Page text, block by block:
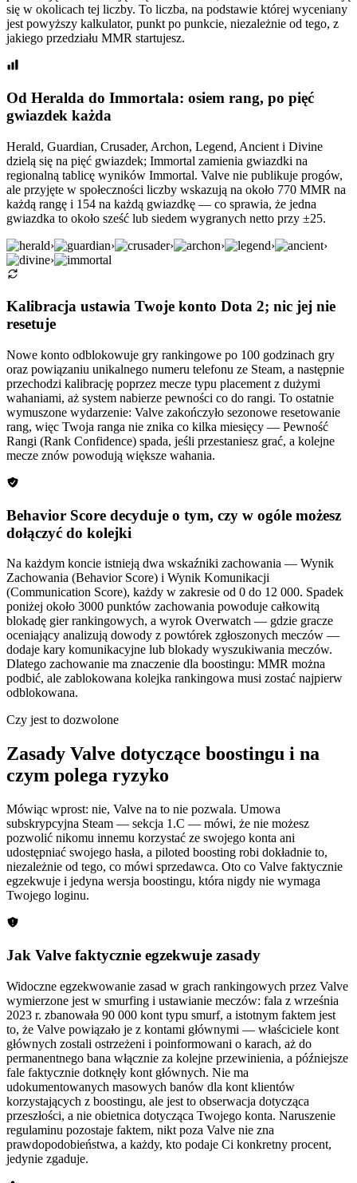
się w okolicach tej liczby. To liczba, na podstawie której wyceniany
jest powyższy kalkulator, punkt po punkcie, niezależnie od tego, z
jakiego przedziału MMR startujesz.
Od Heralda do Immortala: osiem rang, po pięć
gwiazdek każda
Herald, Guardian, Crusader, Archon, Legend, Ancient i Divine
dzielą się na pięć gwiazdek; Immortal zamienia gwiazdki na
regionalną tablicę wyników Immortal. Valve nie publikuje progów,
ale przyjęte w społeczności liczby wskazują na około 770 MMR na
każdą rangę i 154 na każdą gwiazdkę — co sprawia, że jedna
gwiazdka to około sześć lub siedem wygranych netto przy ±25.
›
› › › ›
›
›
Kalibracja ustawia Twoje konto Dota 2; nic jej nie
resetuje
Nowe konto odblokowuje gry rankingowe po 100 godzinach gry
oraz powiązaniu unikalnego numeru telefonu ze Steam, a następnie
przechodzi kalibrację poprzez mecze typu placement z dużymi
wahaniami, aż system nabierze pewności co do rangi. To ostatnie
wymuszone wydarzenie: Valve zakończyło sezonowe resetowanie
rang, więc Twoja ranga nie znika co kilka miesięcy — Pewność
Rangi (Rank Confidence) spada, jeśli przestaniesz grać, a kolejne
mecze znów powodują większe wahania.
Behavior Score decyduje o tym, czy w ogóle możesz
dołączyć do kolejki
Na każdym koncie istnieją dwa wskaźniki zachowania — Wynik
Zachowania (Behavior Score) i Wynik Komunikacji
(Communication Score), każdy w zakresie od 0 do 12 000. Spadek
poniżej około 3000 punktów zachowania powoduje całkowitą
blokadę gier rankingowych, a wyrok Overwatch — gdzie gracze
oceniający analizują dowody z powtórek zgłoszonych meczów —
dodaje kary komunikacyjne lub blokady wyszukiwania meczów.
Dlatego zachowanie ma znaczenie dla boostingu: MMR można
podbić, ale zablokowana kolejka rankingowa musi zostać najpierw
odblokowana.
Czy jest to dozwolone
Zasady Valve dotyczące boostingu i na
czym polega ryzyko
Mówiąc wprost: nie, Valve na to nie pozwala. Umowa
subskrypcyjna Steam — sekcja 1.C — mówi, że nie możesz
pozwolić nikomu innemu korzystać ze swojego konta ani
udostępniać swojego hasła, a piloted boosting robi dokładnie to,
niezależnie od tego, co mówi sprzedawca. Oto co Valve faktycznie
egzekwuje i jedyna wersja boostingu, która nigdy nie wymaga
Twojego loginu.
Jak Valve faktycznie egzekwuje zasady
Widoczne egzekwowanie zasad w grach rankingowych przez Valve
wymierzone jest w smurfing i ustawianie meczów: fala z września
2023 r. zbanowała 90 000 kont typu smurf, a istotnym faktem jest
to, że Valve powiązało je z kontami głównymi — właściciele kont
głównych zostali ostrzeżeni i poinformowani o karach, aż do
permanentnego bana włącznie za kolejne przewinienia, a późniejsze
fale faktycznie dotknęły kont głównych. Nie ma
udokumentowanych masowych banów dla kont klientów
korzystających z boostingu, ale jest to obserwacja dotycząca
przeszłości, a nie obietnica dotycząca Twojego konta. Naruszenie
regulaminu pozostaje faktem, nikt poza Valve nie zna
prawdopodobieństwa, a każdy, kto podaje Ci konkretny procent,
jedynie zgaduje.